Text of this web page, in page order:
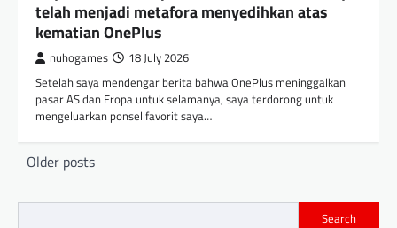
telah menjadi metafora menyedihkan atas
kematian OnePlus
nuhogames 18 July 2026
Setelah saya mendengar berita bahwa OnePlus meninggalkan
pasar AS dan Eropa untuk selamanya, saya terdorong untuk
mengeluarkan ponsel favorit saya…
Posts
Older posts
Search